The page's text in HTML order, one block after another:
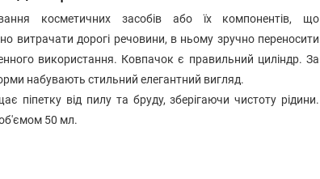
косметичних засобів або їх компонентів, що
витрачати дорогі речовини, в ньому зручно переносити
використання. Ковпачок є правильний циліндр. За
набувають стильний елегантний вигляд.
піпетку від пилу та бруду, зберігаючи чистоту рідини.
50 мл.